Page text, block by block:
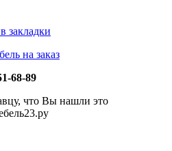
закладки
на заказ
68-89
что Вы нашли это